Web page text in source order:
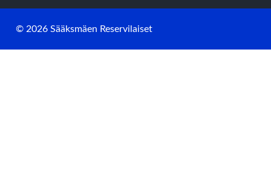
© 2026 Sääksmäen Reservilaiset